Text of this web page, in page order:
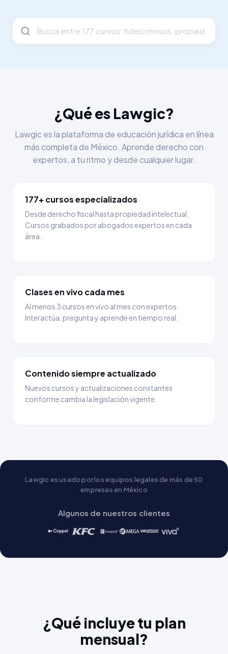
¿Qué es Lawgic?
Lawgic es la plataforma de educación jurídica en línea
más completa de México. Aprende derecho con
expertos, a tu ritmo y desde cualquier lugar.
177+ cursos especializados
Desde derecho fiscal hasta propiedad intelectual.
Cursos grabados por abogados expertos en cada
área.
Clases en vivo cada mes
Al menos 3 cursos en vivo al mes con expertos.
Interactúa, pregunta y aprende en tiempo real.
Contenido siempre actualizado
Nuevos cursos y actualizaciones constantes
conforme cambia la legislación vigente.
Lawgic es usado por los equipos legales de más de 50
empresas en México
Algunos de nuestros clientes
¿Qué incluye tu plan
mensual?